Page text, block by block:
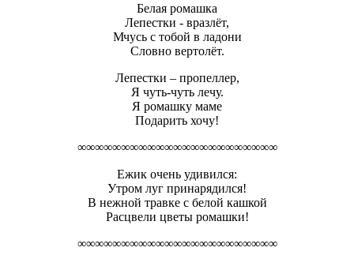
Белая ромашка
Лепестки - вразлёт,
Мчусь с тобой в ладони
Словно вертолёт.
Лепестки – пропеллер,
Я чуть-чуть лечу.
Я ромашку маме
Подарить хочу!
∞∞∞∞∞∞∞∞∞∞∞∞∞∞∞∞∞∞∞∞∞∞∞
Ежик очень удивился:
Утром луг принарядился!
В нежной травке с белой кашкой
Расцвели цветы ромашки!
∞∞∞∞∞∞∞∞∞∞∞∞∞∞∞∞∞∞∞∞∞∞∞